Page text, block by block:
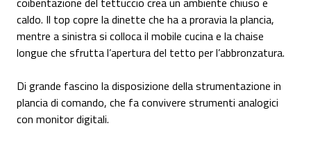
caldo. Il top copre la dinette che ha a proravia la plancia,
mentre a sinistra si colloca il mobile cucina e la chaise
longue che sfrutta l’apertura del tetto per l’abbronzatura.
Di grande fascino la disposizione della strumentazione in
plancia di comando, che fa convivere strumenti analogici
con monitor digitali.